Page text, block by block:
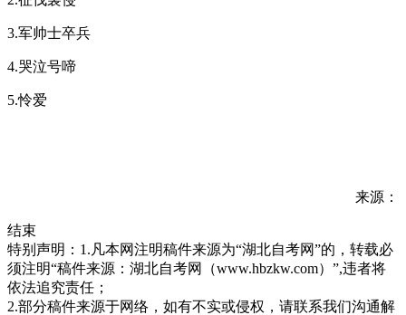
3.军帅士卒兵
4.哭泣号啼
5.怜爱
来源：
结束
特别声明：1.凡本网注明稿件来源为“湖北自考网”的，转载必
须注明“稿件来源：湖北自考网（www.hbzkw.com）”,违者将
依法追究责任；
2.部分稿件来源于网络，如有不实或侵权，请联系我们沟通解